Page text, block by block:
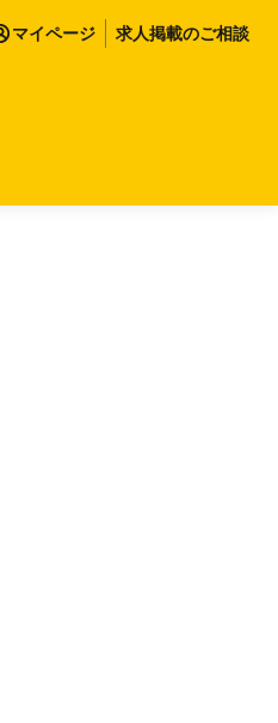
マイページ 求人掲載のご相談